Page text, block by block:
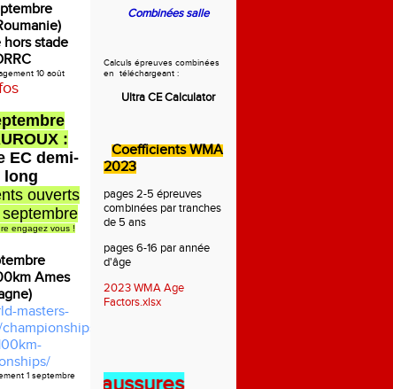
hors stade
10 août
:
EC demi-
long
ouverts
engagez vous !
Ames
masters-
2026-
1 septembre
Combinées salle
Calculs épreuves combinées
en téléchargeant :
Ultra CE Calculator
Coefficients WMA
2023
pages 2-5 épreuves
combinées par tranches
de 5 ans
pages 6-16 par année
d'âge
2023 WMA Age
Factors.xlsx